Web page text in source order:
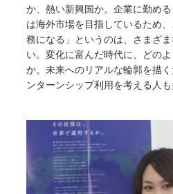
か、熱い新興国か。企業に勤め
は海外市場を目指しているため
務になる」というのは、さまざ
い。変化に富んだ時代に、どの
か。未来へのリアルな輪郭を描
ンターンシップ利用を考える人も